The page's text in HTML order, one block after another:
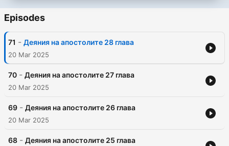
Episodes
71 - Деяния на апостолите 28 глава
20 Mar 2025
70 - Деяния на апостолите 27 глава
20 Mar 2025
69 - Деяния на апостолите 26 глава
20 Mar 2025
68 - Деяния на апостолите 25 глава